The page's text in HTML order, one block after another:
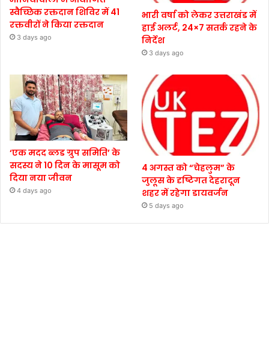
स्वैच्छिक रक्तदान शिविर में 41
रक्तवीरों ने किया रक्तदान
3 days ago
भारी वर्षा को लेकर उत्तराखंड में
हाई अलर्ट, 24×7 सतर्क रहने के
निर्देश
3 days ago
‘एक मदद ब्लड ग्रुप समिति’ के
सदस्य ने 10 दिन के मासूम को
दिया नया जीवन
4 days ago
4 अगस्त को “चेहलुम” के
जुलूस के दृष्टिगत देहरादून
शहर में रहेगा डायवर्जन
5 days ago